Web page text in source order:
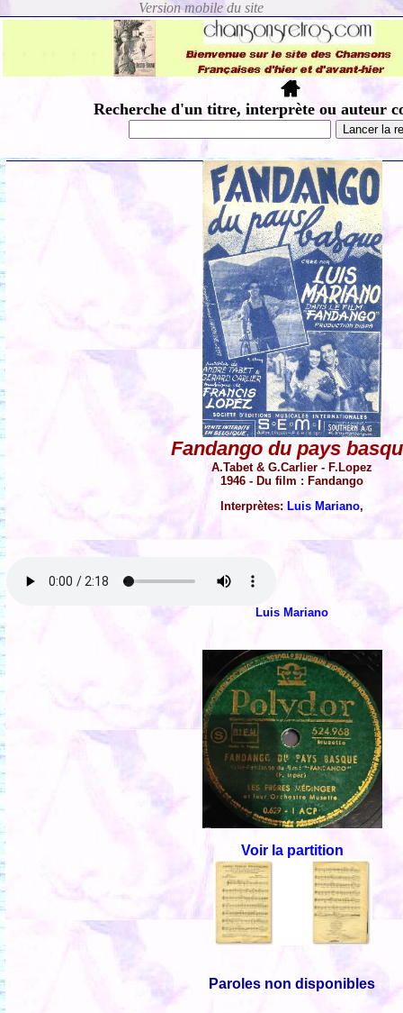
Recherche d'un titre, interprète ou auteur
Fandango du pays
A.Tabet & G.Carlier - F.Lopez
1946 - Du film : Fandango
Interprètes: Luis Mariano,
Luis Mariano
Voir la partition
Paroles non disponibles